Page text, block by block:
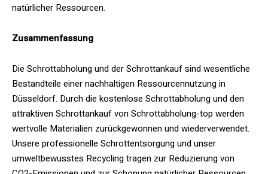
natürlicher Ressourcen.
Zusammenfassung
Die Schrottabholung und der Schrottankauf sind wesentliche
Bestandteile einer nachhaltigen Ressourcennutzung in
Düsseldorf. Durch die kostenlose Schrottabholung und den
attraktiven Schrottankauf von Schrottabholung-top werden
wertvolle Materialien zurückgewonnen und wiederverwendet.
Unsere professionelle Schrottentsorgung und unser
umweltbewusstes Recycling tragen zur Reduzierung von